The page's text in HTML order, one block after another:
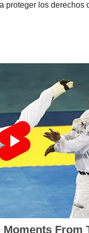
proteger los derechos